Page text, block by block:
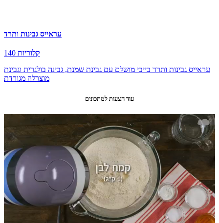
עראייס גבינות ותרד
140 קלוריות
עראייס גבינות ותרד בייבי מושלם עם גבינת שמנת, גבינה בולגרית וגבינת
מוצרלה מגורדת
עוד הצעות למתכונים